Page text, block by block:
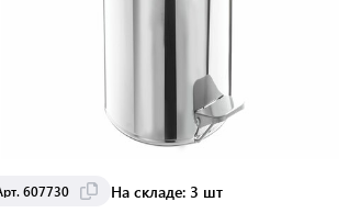
607730 На складе: 3 шт